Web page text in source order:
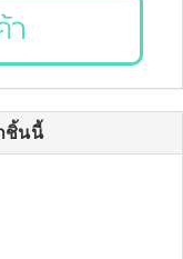
า
ชิ้นนี้